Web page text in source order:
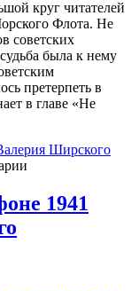
круг читателей
Флота. Не
советских
была к нему
претерпеть в
в главе «Не
Ширского
1941